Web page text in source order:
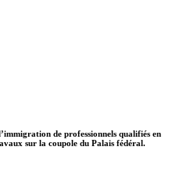
de professionnels qualifiés en
sur la coupole du Palais fédéral.